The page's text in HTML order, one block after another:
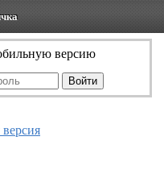
версию